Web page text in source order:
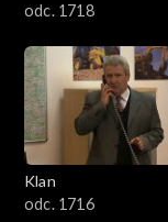
odc. 1718
Klan
odc. 1716